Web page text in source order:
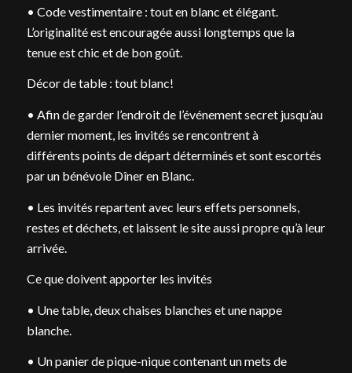
• Code vestimentaire : tout en blanc et élégant.
L’originalité est encouragée aussi longtemps que la
tenue est chic et de bon goût.
Décor de table : tout blanc!
• Afin de garder l’endroit de l’événement secret jusqu’au
dernier moment, les invités se rencontrent à
différents points de départ déterminés et sont escortés
par un bénévole Dîner en Blanc.
• Les invités repartent avec leurs effets personnels,
restes et déchets, et laissent le site aussi propre qu’à leur
arrivée.
Ce que doivent apporter les invités
• Une table, deux chaises blanches et une nappe
blanche.
• Un panier de pique-nique contenant un mets de